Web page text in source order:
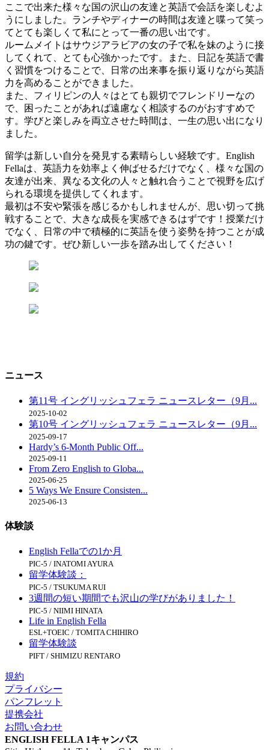
ここで出来た様々な国の沢山の友達と英語で会話を楽しむよ
うにしました。ランチやディナーの時間は友達と喋って笑っ
てとても楽しくて私にとって一番の思い出です。
ルームメイトはサウジアラビアの女の子で私を妹のように接
してくれて、とても心強かったです。また、日記を英語で書
く習慣をつけることで、日常の出来事を振り返りながら英語
力を高めることができました。
また、フィリピンの人々はとても親切でフレンドリーなの
で、困ったことがあれば遠慮なく相談するのがおすすめで
す。学びと楽しみを両立させた時間は、一生の思い出になり
ました。
留学は新しい自分を発見する素晴らしい経験です。English
Fellaは、英語力を効率よく伸ばせるだけでなく、様々な国の
友達が出来、異なる文化の人々と触れ合うことで視野を広げ
られる環境を提供してくれます。
最初は不安や緊張を感じるかもしれませんが、思い切って挑
戦することで、大きな成長を実感できるはずです！授業だけ
でなく、日常の中で積極的に英語を使う姿勢を持つことが成
功の鍵です。ぜひ新しい一歩を踏み出してください！
ニュース
第11号 イングリッシュフェラ ニュースレター（9月...
2025-10-02
第10号 イングリッシュフェラ ニュースレター（9月...
2025-09-17
Hardy’s 6-Month Public Off...
2025-09-11
From Zero English to Globa...
2025-06-25
5 Ways We Ensure Consisten...
2025-06-13
体験談
English Fellaでの1か月
PIC-5 / INATOMI AYURA
留学体験談：
PIC-5 / TSUKUMA RUI
3週間の短い期間でも沢山の学びがありました！
PIC-5 / NIIMI HINATA
Life in English Fella
ESL+TOEIC / TOMITA CHIHIRO
留学体験談
PIFT / SHIMIZU RENTARO
規約
プライバシー
パンフレット
提携会社
お問い合わせ
ENGLISH FELLA 1キャンパス